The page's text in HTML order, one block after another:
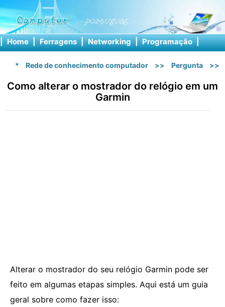
| Home | Ferragens | Networking | Programação |
* Rede de conhecimento computador >> Pergunta >>
Como alterar o mostrador do relógio em um
Garmin
Alterar o mostrador do seu relógio Garmin pode ser
feito em algumas etapas simples. Aqui está um guia
geral sobre como fazer isso: